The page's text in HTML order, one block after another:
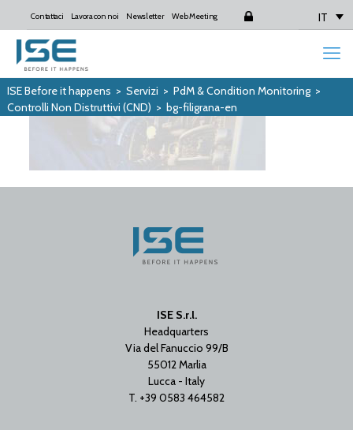
Contattaci Lavora con noi Newsletter Web Meeting IT
ISE Before it happens > Servizi > PdM & Condition Monitoring>
Controlli Non Distruttivi (CND) > bg-filigrana-en
ISE S.r.l.
Headquarters
Via del Fanuccio 99/B
55012 Marlia
Lucca - Italy
T. +39 0583 464582